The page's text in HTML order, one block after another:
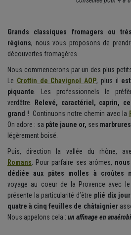
Grands classiques fromagers ou
régions, nous vous proposons de
découvertes fromagères...
Nous commencerons par un des plus
Le Crottin de Chavignol AOP, plus il
piquante. Les professionnels le
verdâtre.
Relevé, caractériel, caprin,
grand ! Continuons notre chemin avec la
On adore : sa pâte jaune or, ses
légèrement boisé.
Puis, direction la vallée du rhône,
Romans. Pour parfaire ses arômes,
dédiée aux pâtes molles à croûtes
voyage au coeur de la Provence avec le
présente la particularité d’être plié dix
quatre à cinq feuilles de châtaignier
Nous appelons cela : un affinage en